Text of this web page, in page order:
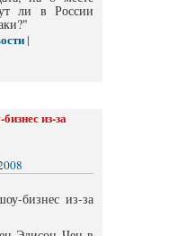
ли в России
|
из-за